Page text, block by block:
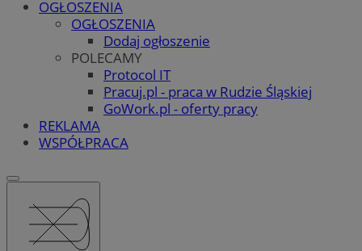
OGŁOSZENIA
OGŁOSZENIA
Dodaj ogłoszenie
POLECAMY
Protocol IT
Pracuj.pl - praca w Rudzie Śląskiej
GoWork.pl - oferty pracy
REKLAMA
WSPÓŁPRACA